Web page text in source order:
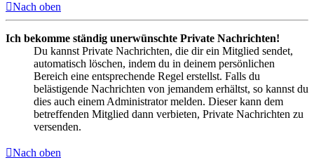
Nach oben
Ich bekomme ständig unerwünschte Private Nachrichten!
Du kannst Private Nachrichten, die dir ein Mitglied sendet,
automatisch löschen, indem du in deinem persönlichen
Bereich eine entsprechende Regel erstellst. Falls du
belästigende Nachrichten von jemandem erhältst, so kannst du
dies auch einem Administrator melden. Dieser kann dem
betreffenden Mitglied dann verbieten, Private Nachrichten zu
versenden.
Nach oben